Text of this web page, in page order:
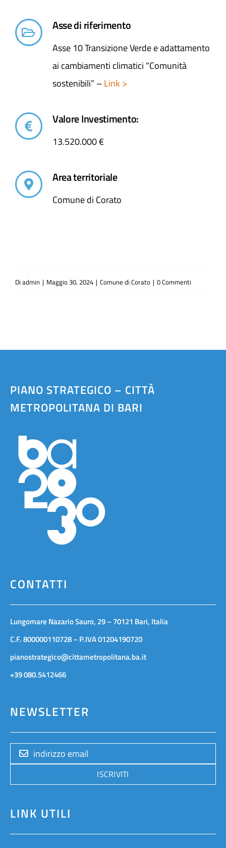
Asse di riferimento
Asse 10 Transizione Verde e adattamento
ai cambiamenti climatici “Comunità
sostenibili” –Link >
Valore Investimento:
13.520.000 €
Area territoriale
Comune di Corato
Di admin | Maggio 30, 2024 | Comune di Corato | 0 Commenti
PIANO STRATEGICO – CITTÀ
METROPOLITANA DI BARI
CONTATTI
Lungomare Nazario Sauro, 29 – 70121 Bari, Italia
C.F. 800000110728 – P.IVA 01204190720
pianostrategico@cittametropolitana.ba.it
+39 080.5412466
NEWSLETTER
ISCRIVITI
LINK UTILI